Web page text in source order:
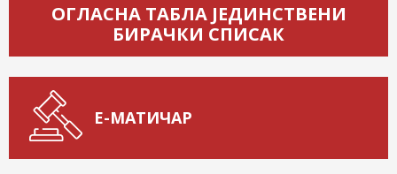
ОГЛАСНА ТАБЛА ЈЕДИНСТВЕНИ
БИРАЧКИ СПИСАК
Е-МАТИЧАР